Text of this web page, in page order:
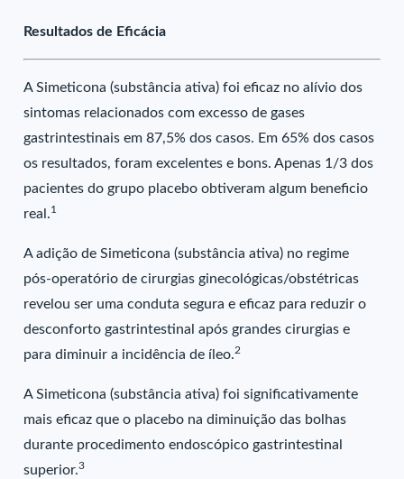
Resultados de Eficácia
A Simeticona (substância ativa) foi eficaz no alívio dos
sintomas relacionados com excesso de gases
gastrintestinais em 87,5% dos casos. Em 65% dos casos
os resultados, foram excelentes e bons. Apenas 1/3 dos
pacientes do grupo placebo obtiveram algum beneficio
real.1
A adição de Simeticona (substância ativa) no regime
pós-operatório de cirurgias ginecológicas/obstétricas
revelou ser uma conduta segura e eficaz para reduzir o
desconforto gastrintestinal após grandes cirurgias e
para diminuir a incidência de íleo.2
A Simeticona (substância ativa) foi significativamente
mais eficaz que o placebo na diminuição das bolhas
durante procedimento endoscópico gastrintestinal
superior.3